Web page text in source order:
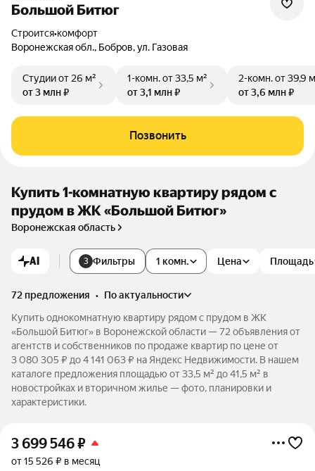
Большой Битюг
Строится•комфорт
Воронежская обл., Бобров,ул. Газовая
Студииот 26 м²
от 3 млн ₽
1-комн.от 33,5 м²
от 3,1 млн ₽
2-комн.от 39,9
от 3,6 млн ₽
Позвонить
Купить 1-комнатную квартиру рядом с
прудом в ЖК «Большой Битюг»
Воронежская область
AI 3 Фильтры 1 комн. Цена Площадь
72 предложения •
по актуальности
Купить однокомнатную квартиру рядом с прудом в ЖК
«Большой Битюг» в Воронежской области — 72 объявления от
агентств и собственников по продаже квартир по цене от
3 080 305 ₽ до 4 141 063 ₽ на Яндекс Недвижимости. В нашем
каталоге предложения площадью от 33,5 м² до 41,5 м² в
новостройках и вторичном жилье — фото, планировки и
характеристики.
3 699 546₽
от 15 526 ₽ в месяц